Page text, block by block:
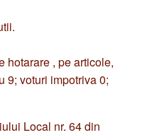
hotarare , pe articole,
9; voturi impotriva 0;
Local nr. 64 din